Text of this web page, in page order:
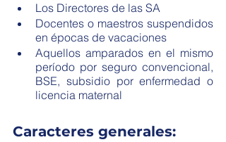
Los Directores de las SA
Docentes o maestros suspendidos
en épocas de vacaciones
Aquellos amparados en el mismo
período por seguro convencional,
BSE, subsidio por enfermedad o
licencia maternal
Caracteres generales: